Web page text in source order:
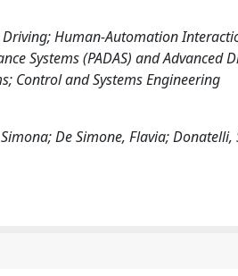
Human-Automation
Systems (PADAS) and Advanced
Control and Systems Engineering
De Simone, Flavia; Donatelli,